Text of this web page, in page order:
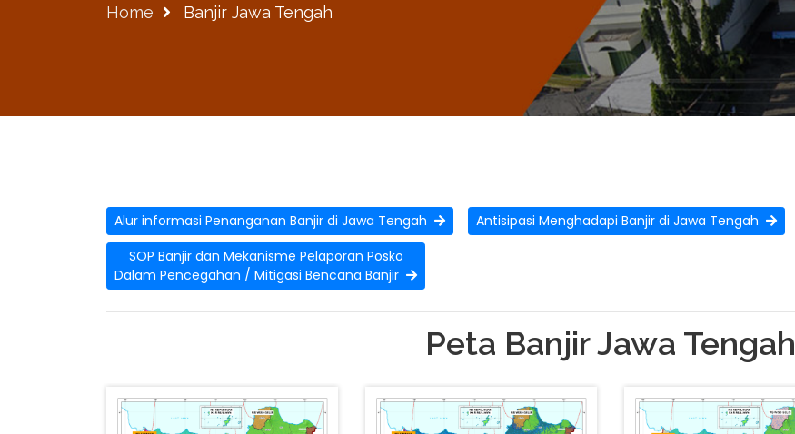
Home Banjir Jawa Tengah
Alur informasi Penanganan Banjir di Jawa Tengah
Antisipasi Menghadapi Banjir di Jawa Tengah
SOP Banjir dan Mekanisme Pelaporan Posko
Dalam Pencegahan / Mitigasi Bencana Banjir
Peta Banjir Jawa Tengah